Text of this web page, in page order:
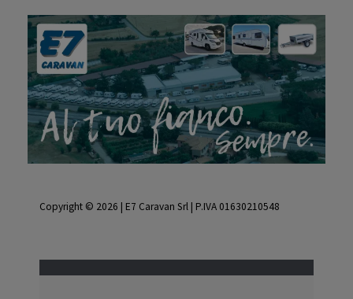
Copyright © 2026 | E7 Caravan Srl | P.IVA 01630210548